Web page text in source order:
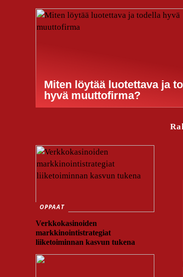
Miten löytää luotettava ja
hyvä muuttofirma?
OPPAAT
Verkkokasinoiden
markkinointistrategiat
liiketoiminnan kasvun tukena